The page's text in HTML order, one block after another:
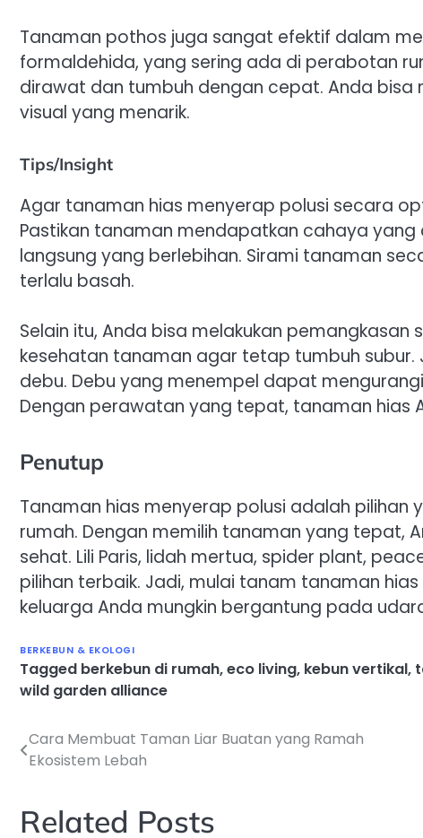
Tanaman pothos juga sangat efektif dalam
formaldehida, yang sering ada di perabotan
dirawat dan tumbuh dengan cepat. Anda
visual yang menarik.
Tips/Insight
Agar tanaman hias menyerap polusi secara
Pastikan tanaman mendapatkan cahaya
langsung yang berlebihan. Sirami tanaman
terlalu basah.
Selain itu, Anda bisa melakukan
kesehatan tanaman agar tetap tumbuh subur.
debu. Debu yang menempel dapat
Dengan perawatan yang tepat, tanaman hias
Penutup
Tanaman hias menyerap polusi adalah pilihan
rumah. Dengan memilih tanaman yang tepat,
sehat. Lili Paris, lidah mertua, spider plant,
pilihan terbaik. Jadi, mulai tanam tanaman
keluarga Anda mungkin bergantung pada
BERKEBUN & EKOLOGI
Tagged berkebun di rumah,eco living, kebun vertikal,
wild garden alliance
Navigasi
Cara Membuat Taman Liar Buatan yang Ramah
Ekosistem Lebah
Related Posts